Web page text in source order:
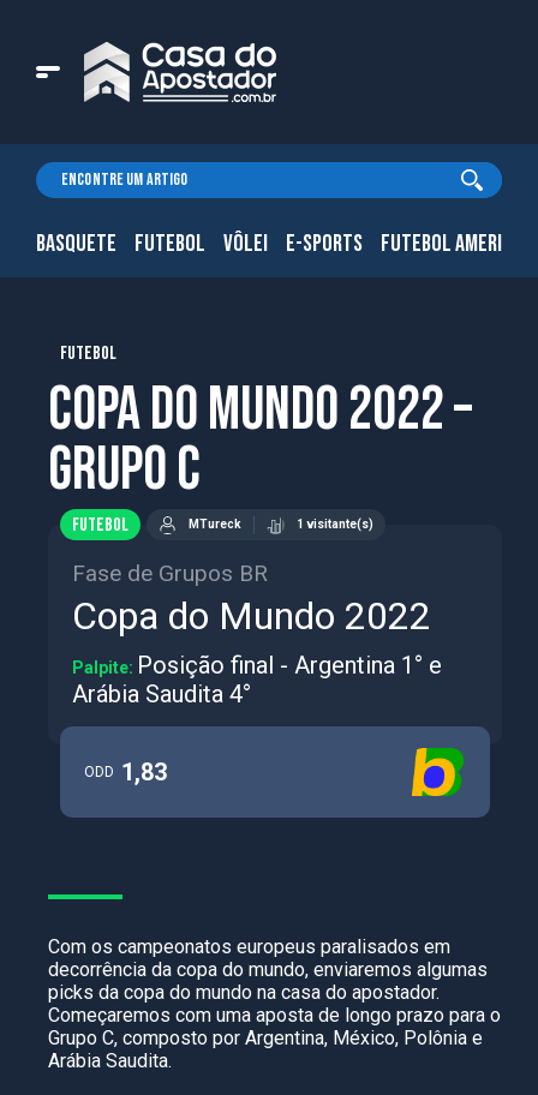
BASQUETE FUTEBOL VÔLEI E-SPORTS FUTEBOL
FUTEBOL
Copa do Mundo 2022 –
Grupo C
FUTEBOL MTureck 1 visitante(s)
Fase de Grupos BR
Copa do Mundo 2022
Palpite: Posição final - Argentina 1° e
Arábia Saudita 4°
ODD 1,83
Com os campeonatos europeus paralisados em
decorrência da copa do mundo, enviaremos algumas
picks da copa do mundo na casa do apostador.
Começaremos com uma aposta de longo prazo para o
Grupo C, composto por Argentina, México, Polônia e
Arábia Saudita.